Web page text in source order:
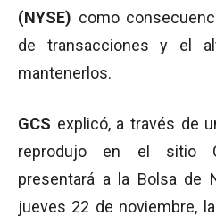
(NYSE) como
de transacciones y el
mantenerlos.
GCS explicó, a través de
reprodujo en el sitio
presentará a la Bolsa de
jueves 22 de noviembre,